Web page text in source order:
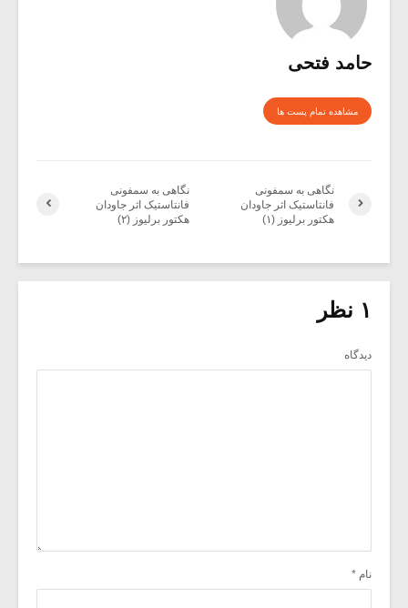
حامد فتحی
مشاهده تمام پست ها
نگاهی به سمفونی
فانتاستیک اثر جاودان
هکتور برلیوز (۲)
نگاهی به سمفونی
فانتاستیک اثر جاودان
هکتور برلیوز (۱)
۱ نظر
دیدگاه
نام *